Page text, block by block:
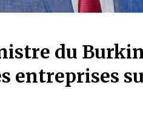
du
entreprises